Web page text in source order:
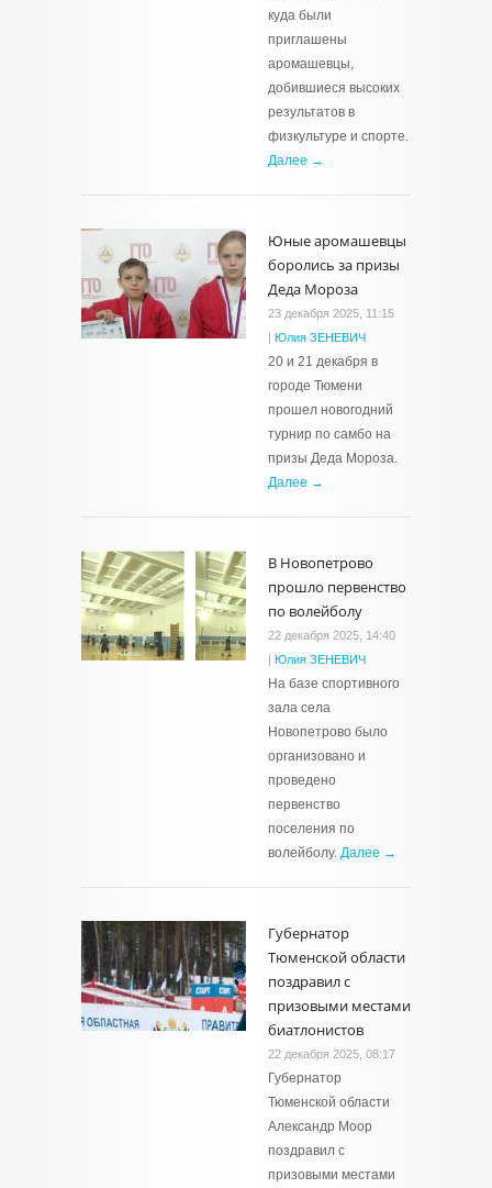
куда были
приглашены
аромашевцы,
добившиеся высоких
результатов в
физкультуре и спорте.
Далее →
Юные аромашевцы
боролись за призы
Деда Мороза
23 декабря 2025, 11:15
| Юлия ЗЕНЕВИЧ
20 и 21 декабря в
городе Тюмени
прошел новогодний
турнир по самбо на
призы Деда Мороза.
Далее →
В Новопетрово
прошло первенство
по волейболу
22 декабря 2025, 14:40
| Юлия ЗЕНЕВИЧ
На базе спортивного
зала села
Новопетрово было
организовано и
проведено
первенство
поселения по
волейболу. Далее →
Губернатор
Тюменской области
поздравил с
призовыми местами
биатлонистов
22 декабря 2025, 08:17
Губернатор
Тюменской области
Александр Моор
поздравил с
призовыми местами